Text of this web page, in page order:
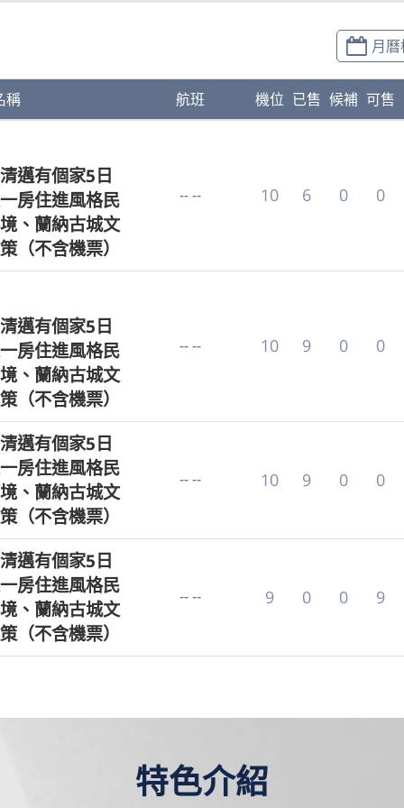
特色介紹
月
稱 航班 機位 已售 候補 可售
邁有個家5日
房住進風格民
、蘭納古城文
（不含機票）
-- -- 10 6 0 0
邁有個家5日
房住進風格民
、蘭納古城文
（不含機票）
-- -- 10 9 0 0
邁有個家5日
房住進風格民
、蘭納古城文
（不含機票）
-- -- 10 9 0 0
邁有個家5日
房住進風格民
、蘭納古城文
（不含機票）
-- -- 9 0 0 9